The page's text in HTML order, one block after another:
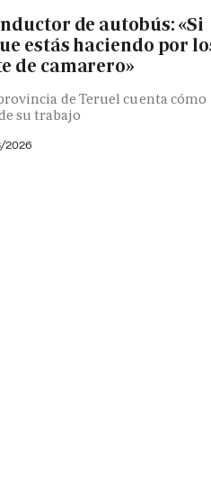
de autobús: «Si
estás haciendo por
de camarero»
de Teruel cuenta cómo
su trabajo
2026